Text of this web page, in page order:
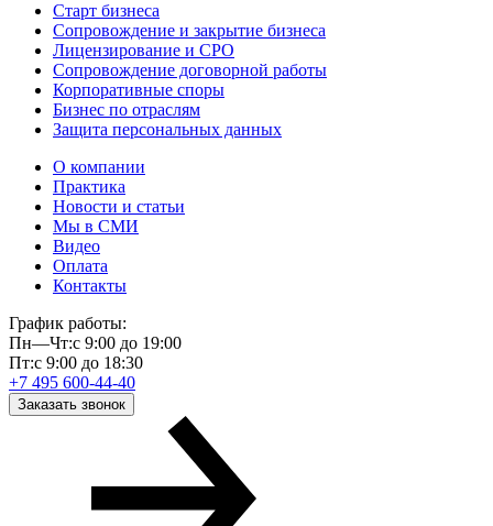
Старт бизнеса
Сопровождение и закрытие бизнеса
Лицензирование и СРО
Сопровождение договорной работы
Корпоративные споры
Бизнес по отраслям
Защита персональных данных
О компании
Практика
Новости и статьи
Мы в СМИ
Видео
Оплата
Контакты
График работы:
Пн—Чт:с 9:00 до 19:00
Пт:с 9:00 до 18:30
+7 495 600-44-40
Заказать звонок